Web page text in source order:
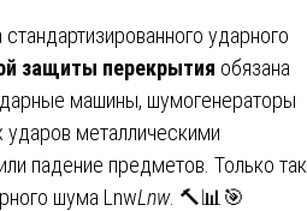
ударного
защиты перекрытия обязана
машины, шумогенераторы
металлическими
падение предметов. Только так
шума LnwLnw​. 🔨📊🎯